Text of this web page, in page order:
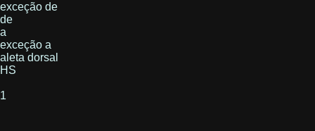
exceção de
de
a
exceção a
aleta dorsal
HS
1